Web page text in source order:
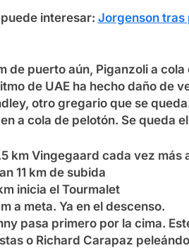
interesar: Jorgenson tras
de puerto aún, Piganzoli a
de UAE ha hecho daño de
otro gregario que se
a cola de pelotón. Se queda
km Vingegaard cada vez más
11 km de subida
inicia el Tourmalet
a meta. Ya en el descenso.
pasa primero por la cima.
o Richard Carapaz